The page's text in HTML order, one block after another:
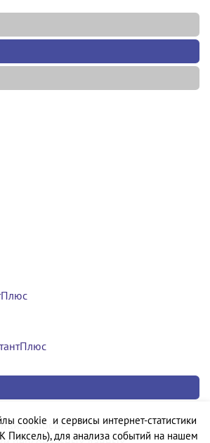
cookie и сервисы интернет-статистики
Пиксель), для анализа событий на нашем